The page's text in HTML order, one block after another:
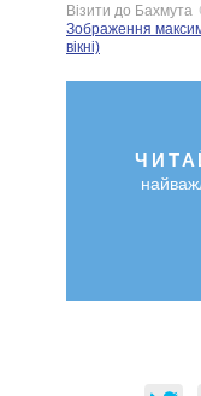
Візити до Бахмута
Зображення
вікні)